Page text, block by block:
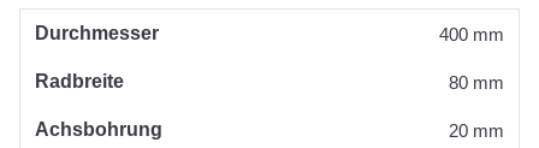
Durchmesser 400 mm
Radbreite 80 mm
Achsbohrung 20 mm